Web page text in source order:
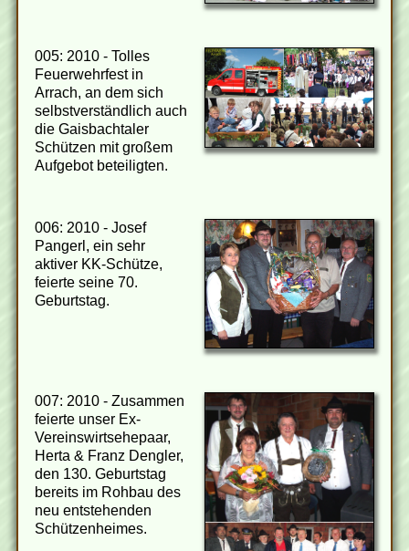
005: 2010 - Tolles
Feuerwehrfest in
Arrach, an dem sich
selbstverständlich auch
die Gaisbachtaler
Schützen mit großem
Aufgebot beteiligten.
006: 2010 - Josef
Pangerl, ein sehr
aktiver KK-Schütze,
feierte seine 70.
Geburtstag.
007: 2010 - Zusammen
feierte unser Ex-
Vereinswirtsehepaar,
Herta & Franz Dengler,
den 130. Geburtstag
bereits im Rohbau des
neu entstehenden
Schützenheimes.